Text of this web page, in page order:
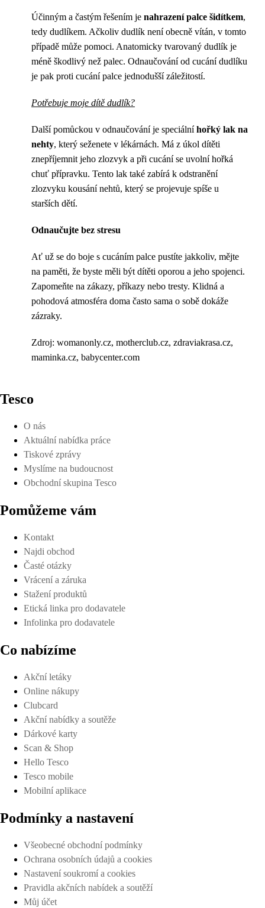
Účinným a častým řešením je nahrazení palce šidítkem,
tedy dudlíkem. Ačkoliv dudlík není obecně vítán, v tomto
případě může pomoci. Anatomicky tvarovaný dudlík je
méně škodlivý než palec. Odnaučování od cucání dudlíku
je pak proti cucání palce jednodušší záležitostí.
Potřebuje moje dítě dudlík?
Další pomůckou v odnaučování je speciální hořký lak na
nehty, který seženete v lékárnách. Má z úkol dítěti
znepříjemnit jeho zlozvyk a při cucání se uvolní hořká
chuť přípravku. Tento lak také zabírá k odstranění
zlozvyku kousání nehtů, který se projevuje spíše u
starších dětí.
Odnaučujte bez stresu
Ať už se do boje s cucáním palce pustíte jakkoliv, mějte
na paměti, že byste měli být dítěti oporou a jeho spojenci.
Zapomeňte na zákazy, příkazy nebo tresty. Klidná a
pohodová atmosféra doma často sama o sobě dokáže
zázraky.
Zdroj: womanonly.cz, motherclub.cz, zdraviakrasa.cz,
maminka.cz, babycenter.com
Tesco
O nás
Aktuální nabídka práce
Tiskové zprávy
Myslíme na budoucnost
Obchodní skupina Tesco
Pomůžeme vám
Kontakt
Najdi obchod
Časté otázky
Vrácení a záruka
Stažení produktů
Etická linka pro dodavatele
Infolinka pro dodavatele
Co nabízíme
Akční letáky
Online nákupy
Clubcard
Akční nabídky a soutěže
Dárkové karty
Scan & Shop
Hello Tesco
Tesco mobile
Mobilní aplikace
Podmínky a nastavení
Všeobecné obchodní podmínky
Ochrana osobních údajů a cookies
Nastavení soukromí a cookies
Pravidla akčních nabídek a soutěží
Můj účet